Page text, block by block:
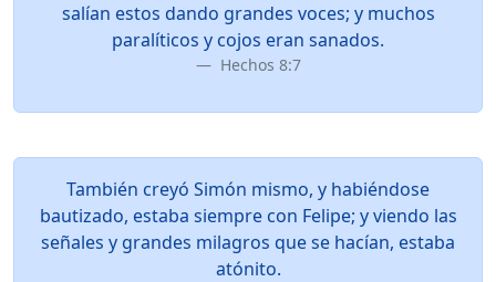
salían estos dando grandes voces; y muchos
paralíticos y cojos eran sanados.
Hechos 8:7
También creyó Simón mismo, y habiéndose
bautizado, estaba siempre con Felipe; y viendo las
señales y grandes milagros que se hacían, estaba
atónito.